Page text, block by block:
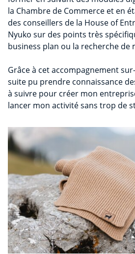
la Chambre de Commerce et en
des conseillers de la House of
Nyuko sur des points très
business plan ou la recherche de
Grâce à cet accompagnement
suite pu prendre connaissance
à suivre pour créer mon
lancer mon activité sans trop de